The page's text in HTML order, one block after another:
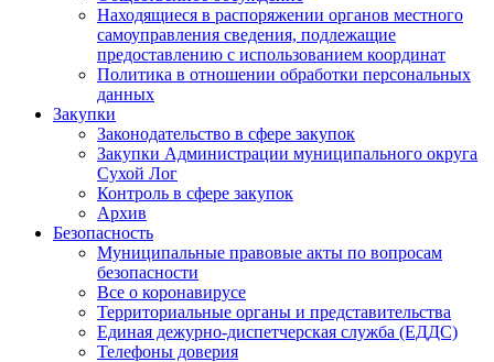
Находящиеся в распоряжении органов местного
самоуправления сведения, подлежащие
предоставлению с использованием координат
Политика в отношении обработки персональных
данных
Закупки
Законодательство в сфере закупок
Закупки Администрации муниципального округа
Сухой Лог
Контроль в сфере закупок
Архив
Безопасность
Муниципальные правовые акты по вопросам
безопасности
Все о коронавирусе
Территориальные органы и представительства
Единая дежурно-диспетчерская служба (ЕДДС)
Телефоны доверия